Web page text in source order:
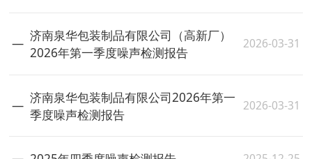
济南泉华包装制品有限公司（高新厂）
2026年第一季度噪声检测报告
2026-03-31
济南泉华包装制品有限公司2026年第一
季度噪声检测报告
2026-03-31